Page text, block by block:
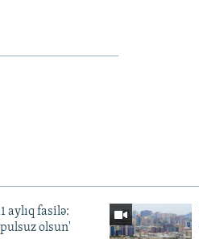
aylıq fasilə:
olsun'